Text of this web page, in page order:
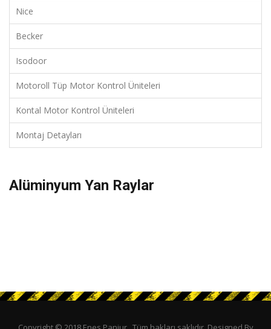
Nice
Becker
Isodoor
Motoroll Tüp Motor Kontrol Üniteleri
Kontal Motor Kontrol Üniteleri
Montaj Detayları
Alüminyum Yan Raylar